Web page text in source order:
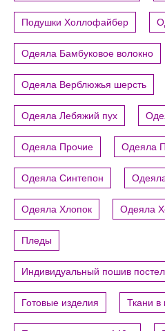
Подушки Холлофайбер
Одеяла Бамбуковое волокно
Одеяла Верблюжья шерсть
Одеяла Лебяжий пух
Одеяла Прочие Одеяла
Одеяла Синтепон
Одеяла Хлопок Одеяла
Пледы
Индивидуальный пошив
Готовые изделия Ткани в